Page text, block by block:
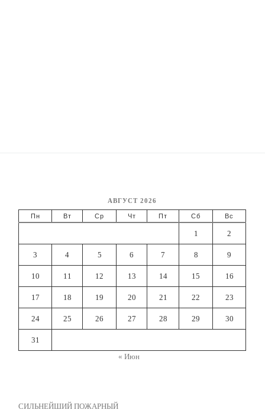
АВГУСТ 2026
Пн Вт Ср Чт Пт Сб Вс
1 2
3 4 5 6 7 8 9
10 11 12 13 14 15 16
17 18 19 20 21 22 23
24 25 26 27 28 29 30
31
« Июн
СИЛЬНЕЙШИЙ ПОЖАРНЫЙ